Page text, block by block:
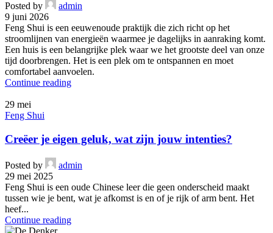
Posted by
admin
9 juni 2026
Feng Shui is een eeuwenoude praktijk die zich richt op het
stroomlijnen van energieën waarmee je dagelijks in aanraking komt.
Een huis is een belangrijke plek waar we het grootste deel van onze
tijd doorbrengen. Het is een plek om te ontspannen en moet
comfortabel aanvoelen.
Continue reading
29 mei
Feng Shui
Creëer je eigen geluk, wat zijn jouw intenties?
Posted by
admin
29 mei 2025
Feng Shui is een oude Chinese leer die geen onderscheid maakt
tussen wie je bent, wat je afkomst is en of je rijk of arm bent. Het
heef...
Continue reading